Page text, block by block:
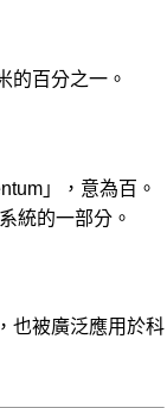
的百分之一。
」，意為百。
統的一部分。
也被廣泛應用於科